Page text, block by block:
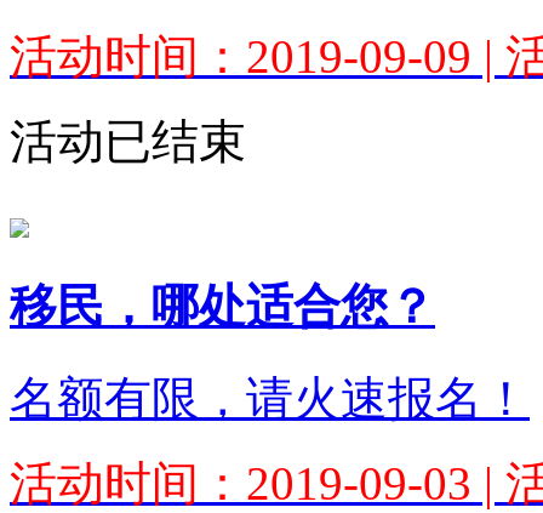
活动时间：2019-09-09 |
活动已结束
移民，哪处适合您？
名额有限，请火速报名！
活动时间：2019-09-03 |